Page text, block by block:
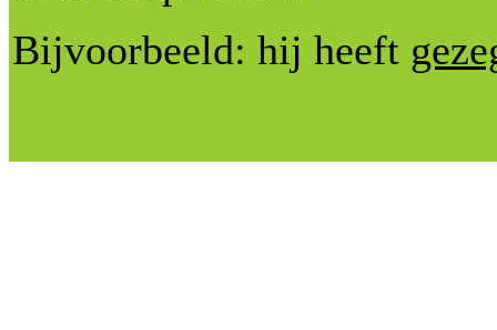
Bijvoorbeeld: hij heeft